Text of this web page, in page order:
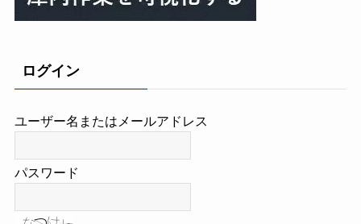
ログイン
ユーザー名またはメールアドレス
パスワード